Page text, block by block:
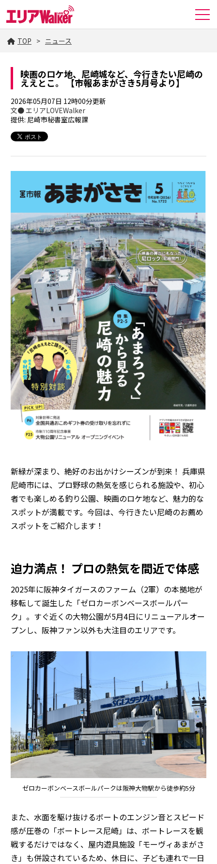
TOP ニュース
映画のロケ地、尼崎城など、今行きたい尼崎の
ええとこ。 【市報あまがさき5月号より】
2026年05月07日 12時00分更新
文● エリアLOVEWalker
提供: 尼崎市秘書室広報課
新緑が深まり、絶好のお出かけシーズンが到来！ 兵庫県
尼崎市には、プロ野球の熱気を感じられる施設や、初心
者でも楽しめる釣り公園、映画のロケ地など、魅力的な
スポットが満載です。今回は、今行きたい尼崎のお薦め
スポットをご紹介します！
迫力満点！ プロの熱気を間近で体感
2025年に阪神タイガースのファーム（2軍）の本拠地が
移転して誕生した「ゼロカーボンベースボールパー
ク」。すぐ近くの大物公園が5月4日にリニューアルオー
プンし、阪神ファン以外も大注目のエリアです。
ゼロカーボンベースボールパークは阪神大物駅から徒歩約5分
また、水面を駆け抜けるボートのエンジン音とスピード
感が圧巻の「ボートレース尼崎」は、ボートレースを観
戦するだけではなく、屋内遊具施設「モーヴィあまがさ
き」も併設されているため、休日に、子ども連れで一日